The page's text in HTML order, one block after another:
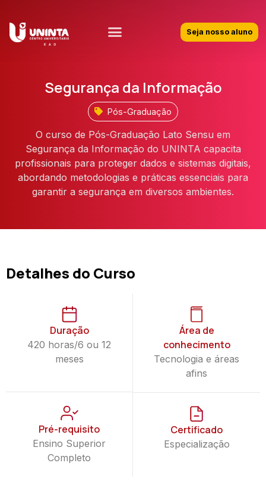
Seja nosso aluno
Segurança da Informação
Pós-Graduação
O curso de Pós-Graduação Lato Sensu em
Segurança da Informação do UNINTA capacita
profissionais para proteger dados e sistemas digitais,
abordando metodologias e práticas essenciais para
garantir a segurança em diversos ambientes.
Detalhes do Curso
Duração
420 horas/6 ou 12
meses
Área de
conhecimento
Tecnologia e áreas
afins
Pré-requisito
Ensino Superior
Completo
Certificado
Especialização